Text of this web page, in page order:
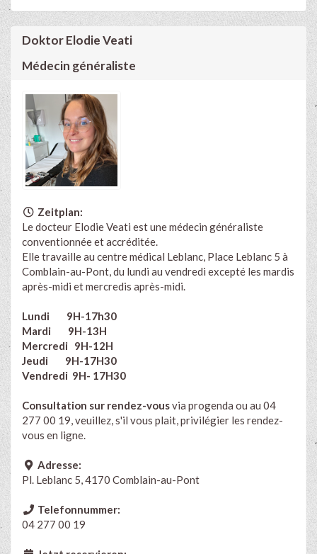
Doktor Elodie Veati
Médecin généraliste
Zeitplan:
Le docteur Elodie Veati est une médecin généraliste
conventionnée et accréditée.
Elle travaille au centre médical Leblanc, Place Leblanc 5 à
Comblain-au-Pont, du lundi au vendredi excepté les mardis
après-midi et mercredis après-midi.
Lundi 9H-17h30
Mardi 9H-13H
Mercredi 9H-12H
Jeudi 9H-17H30
Vendredi 9H- 17H30
Consultation sur rendez-vousvia progenda ou au 04
277 00 19, veuillez, s'il vous plait, privilégier les rendez-
vous en ligne.
Adresse:
Pl. Leblanc 5, 4170 Comblain-au-Pont
Telefonnummer:
04 277 00 19